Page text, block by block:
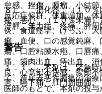
怠感、挫傷、腫瘤、小結
反応症候群、体重増加、体
浮腫、無力症、疼痛、膵周
警告
１．１． 本剤は、緊急時
て、造血器悪性腫瘍の治
医師のもとで、本剤の投
８）． 消化器：（１０％
秘、悪心、（１０％未満
炎、食道痙攣、げっぷ、
痢、血便、口の感覚鈍麻
瘍、口腔粘膜水疱、口唇
痛、歯肉出血、痔出血、
良、心窩部不快感、腹部
害、嚥下痛、肛門周囲痛。